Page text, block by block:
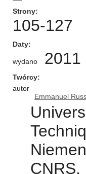
Strony
105-127
Daty
wydano 2011
Twórcy
autor
Emmanuel
CNRS,